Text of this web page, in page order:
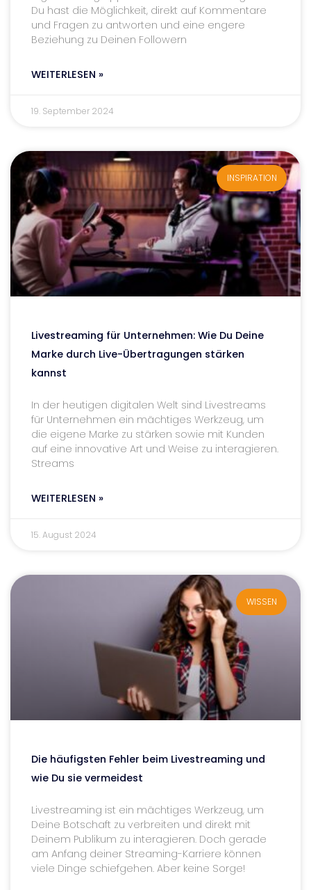
Du hast die Möglichkeit, direkt auf Kommentare
und Fragen zu antworten und eine engere
Beziehung zu Deinen Followern
WEITERLESEN »
19. September 2024
INSPIRATION
Livestreaming für Unternehmen: Wie Du Deine
Marke durch Live-Übertragungen stärken
kannst
In der heutigen digitalen Welt sind Livestreams
für Unternehmen ein mächtiges Werkzeug, um
die eigene Marke zu stärken sowie mit Kunden
auf eine innovative Art und Weise zu interagieren.
Streams
WEITERLESEN »
15. August 2024
WISSEN
Die häufigsten Fehler beim Livestreaming und
wie Du sie vermeidest
Livestreaming ist ein mächtiges Werkzeug, um
Deine Botschaft zu verbreiten und direkt mit
Deinem Publikum zu interagieren. Doch gerade
am Anfang deiner Streaming-Karriere können
viele Dinge schiefgehen. Aber keine Sorge!